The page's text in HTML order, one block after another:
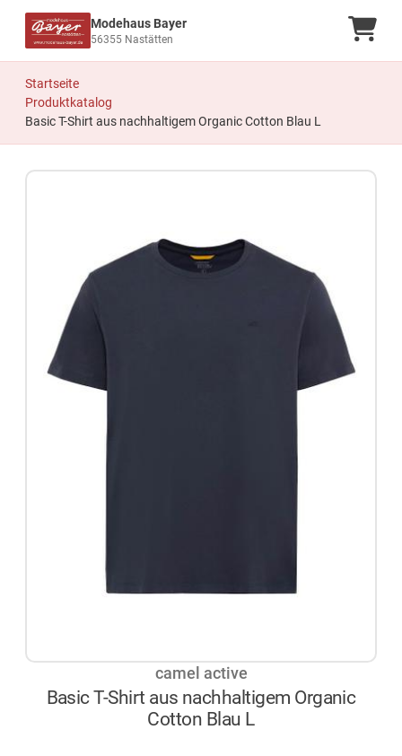
Modehaus Bayer
56355 Nastätten
Startseite
Produktkatalog
Basic T-Shirt aus nachhaltigem Organic Cotton Blau L
camel active
Basic T-Shirt aus nachhaltigem Organic
Cotton Blau L